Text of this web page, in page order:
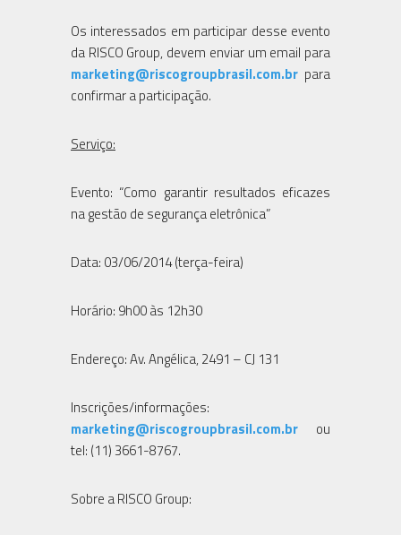
Os interessados em participar desse evento
da RISCO Group, devem enviar um email para
marketing@riscogroupbrasil.com.br para
confirmar a participação.
Serviço:
Evento: “Como garantir resultados eficazes
na gestão de segurança eletrônica”
Data: 03/06/2014 (terça-feira)
Horário: 9h00 às 12h30
Endereço: Av. Angélica, 2491 – CJ 131
Inscrições/informações:
marketing@riscogroupbrasil.com.br ou
tel: (11) 3661-8767.
Sobre a RISCO Group: